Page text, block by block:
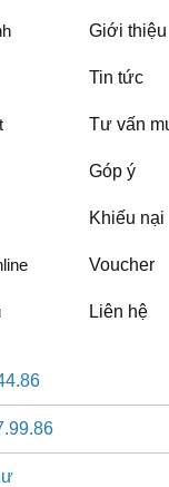
Giới thiệu
Tin tức
Tư vấn
Góp ý
Khiếu nại
Voucher
Liên hệ